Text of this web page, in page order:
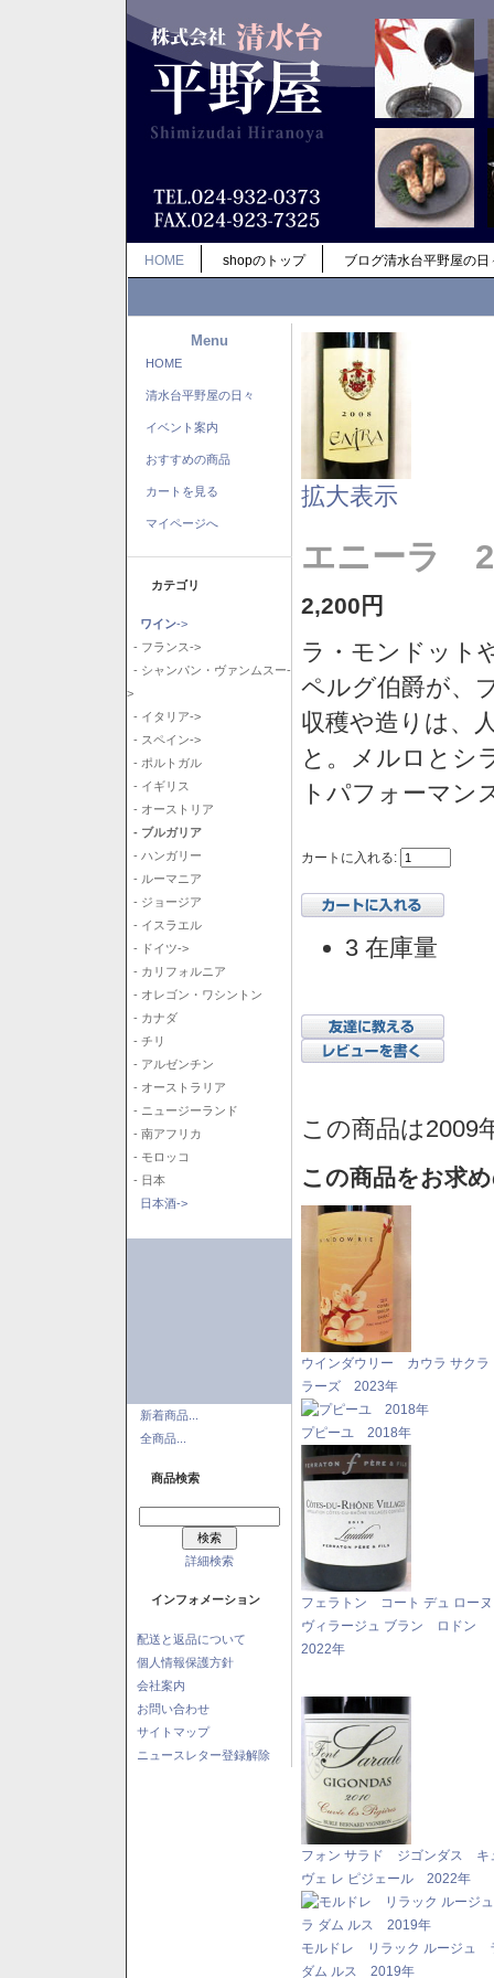
HOME shopのトップ ブログ清水台平野屋の日
Menu
HOME
清水台平野屋の日々
イベント案内
おすすめの商品
カートを見る
マイページへ
カテゴリ
ワイン->
- フランス->
- シャンパン・ヴァンムスー-
>
- イタリア->
- スペイン->
- ポルトガル
- イギリス
- オーストリア
- ブルガリア
- ハンガリー
- ルーマニア
- ジョージア
- イスラエル
- ドイツ->
- カリフォルニア
- オレゴン・ワシントン
- カナダ
- チリ
- アルゼンチン
- オーストラリア
- ニュージーランド
- 南アフリカ
- モロッコ
- 日本
日本酒->
新着商品...
全商品...
商品検索
詳細検索
インフォメーション
配送と返品について
個人情報保護方針
会社案内
お問い合わせ
サイトマップ
ニュースレター登録解除
拡大表示
エニーラ
2,200円
ラ・モンドット
ペルグ伯爵が、
収穫や造りは、
と。メルロとシ
トパフォーマン
カートに入れる:
3 在庫量
この商品は2009
この商品をお求
ウインダウリー カウラ サクラ
ラーズ 2023年
プピーユ 2018年
フェラトン コート デュ ロー
ヴィラージュ ブラン ロドン
2022年
フォン サラド ジゴンダス キ
ヴェ レ ピジェール 2022年
モルドレ リラック ルージュ
ダム ルス 2019年